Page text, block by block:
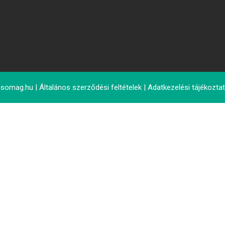
| Általános szerződési feltételek| Adatkezelési